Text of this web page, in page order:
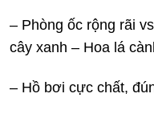
– Phòng ốc rộng rãi
cây xanh – Hoa lá
– Hồ bơi cực chất,